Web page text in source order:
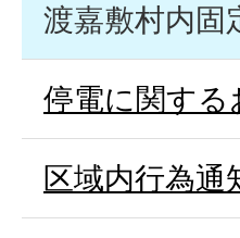
渡嘉敷村内固
停電に関す
区域内行為通